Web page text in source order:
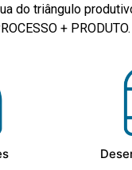
do triângulo
+ PRODUTO.